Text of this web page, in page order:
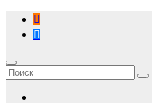
Перейти
содержимому